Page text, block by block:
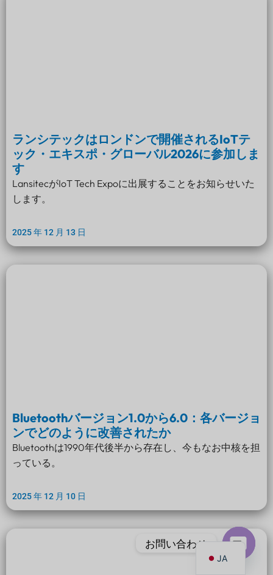
ランシテックはロンドンで開催されるIoTテ
ック・エキスポ・グローバル2026に参加しま
す
LansitecがIoT Tech Expoに出展することをお知らせいた
します。
2025 年 12 月 13 日
Bluetoothバージョン1.0から6.0：各バージョ
ンでどのように改善されたか
Bluetoothは1990年代後半から存在し、今もなお中核を担
っている。
2025 年 12 月 10 日
JA
EN
TH
AR
お問い合わせ